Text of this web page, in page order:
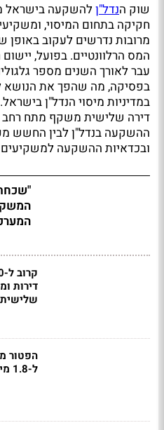
שוק הנדל"ןלהשקעה בישראל
חקיקה בתחום המיסוי,
מרובות נדרשים לעקוב באופן
המס הרלוונטיים. בפועל,
עבר לאורך השנים מספר
בפסיקה, מה שהפך את הנושא
במדיניות מיסוי הנדל"ן
דירה שלישית משקף מתח רחב
ההשקעה בנדל"ן לבין החשש
ובכדאיות ההשקעה למשקיעים
דירות
הפטור
ל-1.8 מיליון שקל